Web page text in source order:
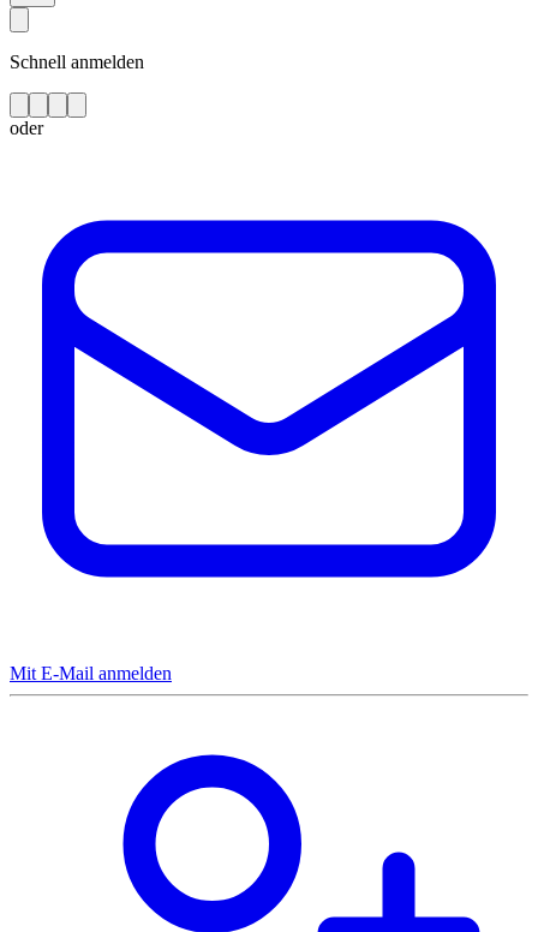
Schnell anmelden
oder
Mit E-Mail anmelden